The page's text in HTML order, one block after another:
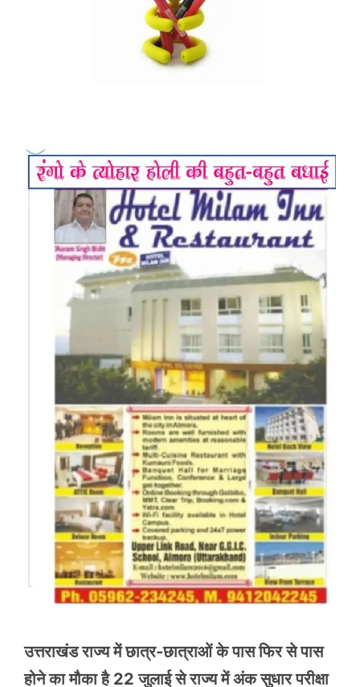
उत्तराखंड राज्य में छात्र-छात्राओं के पास फिर से पास
होने का मौका है 22 जुलाई से राज्य में अंक सुधार परीक्षा